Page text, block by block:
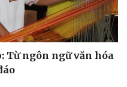
Podcast
Từ ngôn ngữ văn hóa